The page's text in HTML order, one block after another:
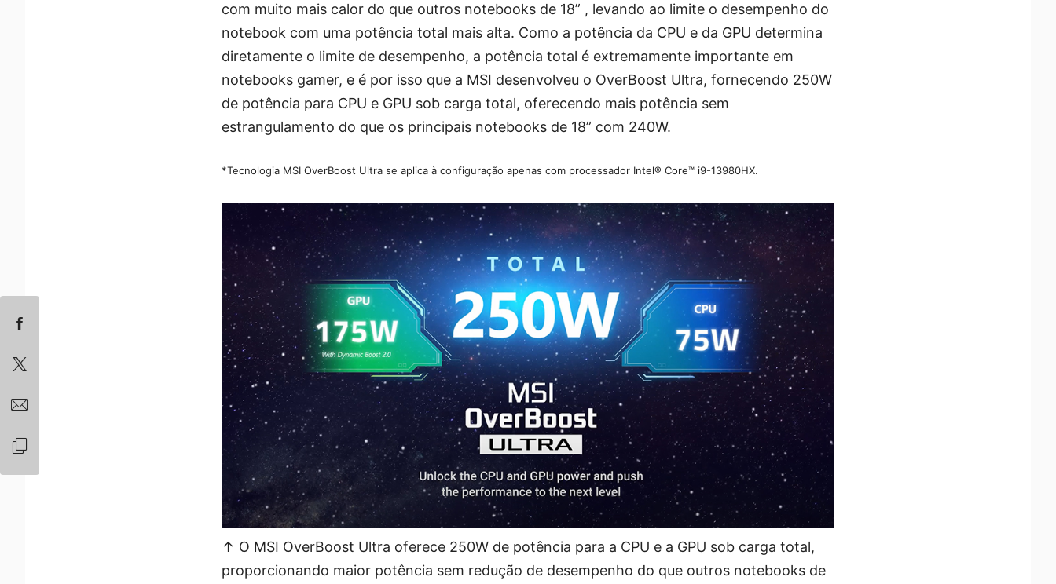
com muito mais calor do que outros notebooks de 18” , levando ao limite o desempenho do
notebook com uma potência total mais alta. Como a potência da CPU e da GPU determina
diretamente o limite de desempenho, a potência total é extremamente importante em
notebooks gamer, e é por isso que a MSI desenvolveu o OverBoost Ultra, fornecendo 250W
de potência para CPU e GPU sob carga total, oferecendo mais potência sem
estrangulamento do que os principais notebooks de 18” com 240W.
*Tecnologia MSI OverBoost Ultra se aplica à configuração apenas com processador Intel® Core™ i9-13980HX.
↑ O MSI OverBoost Ultra oferece 250W de potência para a CPU e a GPU sob carga total,
proporcionando maior potência sem redução de desempenho do que outros notebooks de